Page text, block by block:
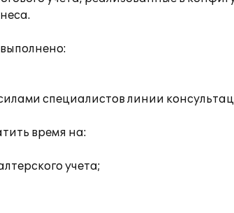
специалистов линии
время на:
учета;